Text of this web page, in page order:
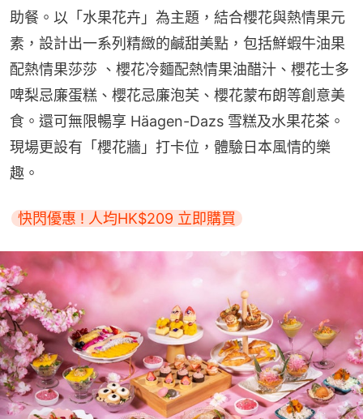
助餐。以「水果花卉」為主題，結合櫻花與熱情果元
素，設計出一系列精緻的鹹甜美點，包括鮮蝦牛油果
配熱情果莎莎 、櫻花冷麵配熱情果油醋汁、櫻花士多
啤梨忌廉蛋糕、櫻花忌廉泡芙、櫻花蒙布朗等創意美
食。還可無限暢享 Häagen-Dazs 雪糕及水果花茶。
現場更設有「櫻花牆」打卡位，體驗日本風情的樂
趣。
快閃優惠 ! 人均HK$209 立即購買